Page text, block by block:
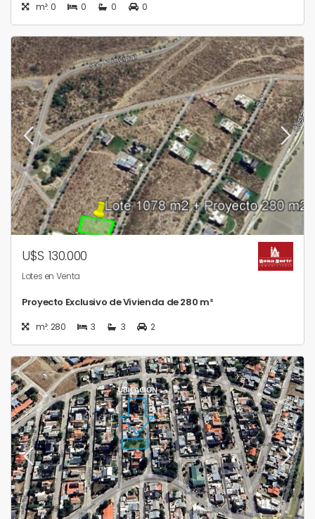
m²: 0 0 0 0
U$S 130.000
Lotes en Venta
Proyecto Exclusivo de Vivienda de 280 m²
m²: 280 3 3 2